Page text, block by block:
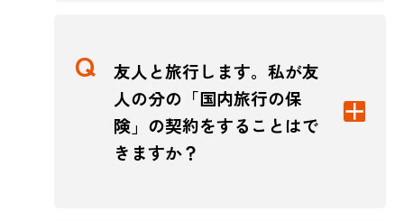
友人と旅行します。私が友
人の分の「国内旅行の保
険」の契約をすることはで
きますか？